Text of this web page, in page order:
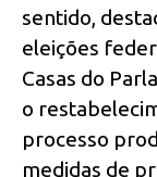
sentido,
eleições
Casas do
o
processo
medidas de